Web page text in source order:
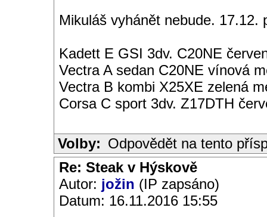
Mikuláš vyhánět nebude. 17.12.
Kadett E GSI 3dv. C20NE
Vectra A sedan C20NE vínová
Vectra B kombi X25XE zelená
Corsa C sport 3dv. Z17DTH
Volby: Odpovědět na tento
Re: Steak v Hýskově
Autor: jožin (IP zapsáno)
Datum: 16.11.2016 15:55